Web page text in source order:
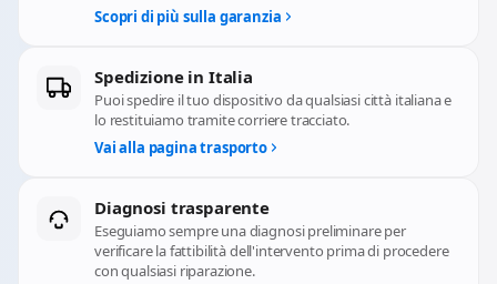
Scopri di più sulla garanzia
Spedizione in Italia
Puoi spedire il tuo dispositivo da qualsiasi città italiana e
lo restituiamo tramite corriere tracciato.
Vai alla pagina trasporto
Diagnosi trasparente
Eseguiamo sempre una diagnosi preliminare per
verificare la fattibilità dell'intervento prima di procedere
con qualsiasi riparazione.